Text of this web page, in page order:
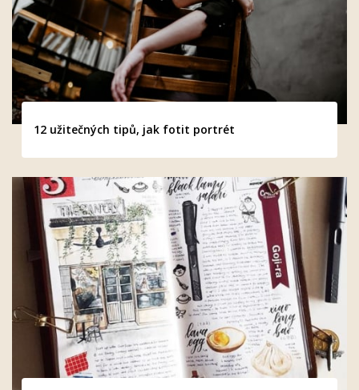
12 užitečných tipů, jak fotit portrét